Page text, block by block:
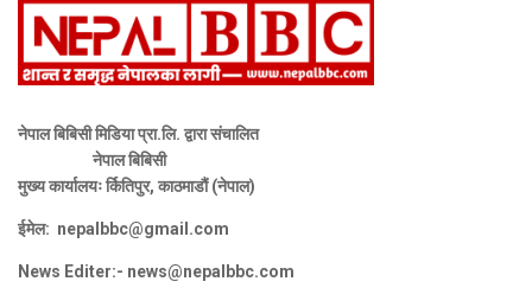
नेपाल बिबिसी मिडिया प्रा.लि. द्वारा संचालित
नेपाल बिबिसी
मुख्य कार्यालयः र्कितिपुर, काठमाडौं (नेपाल)
ईमेल: nepalbbc@gmail.com
News Editer:- news@nepalbbc.com